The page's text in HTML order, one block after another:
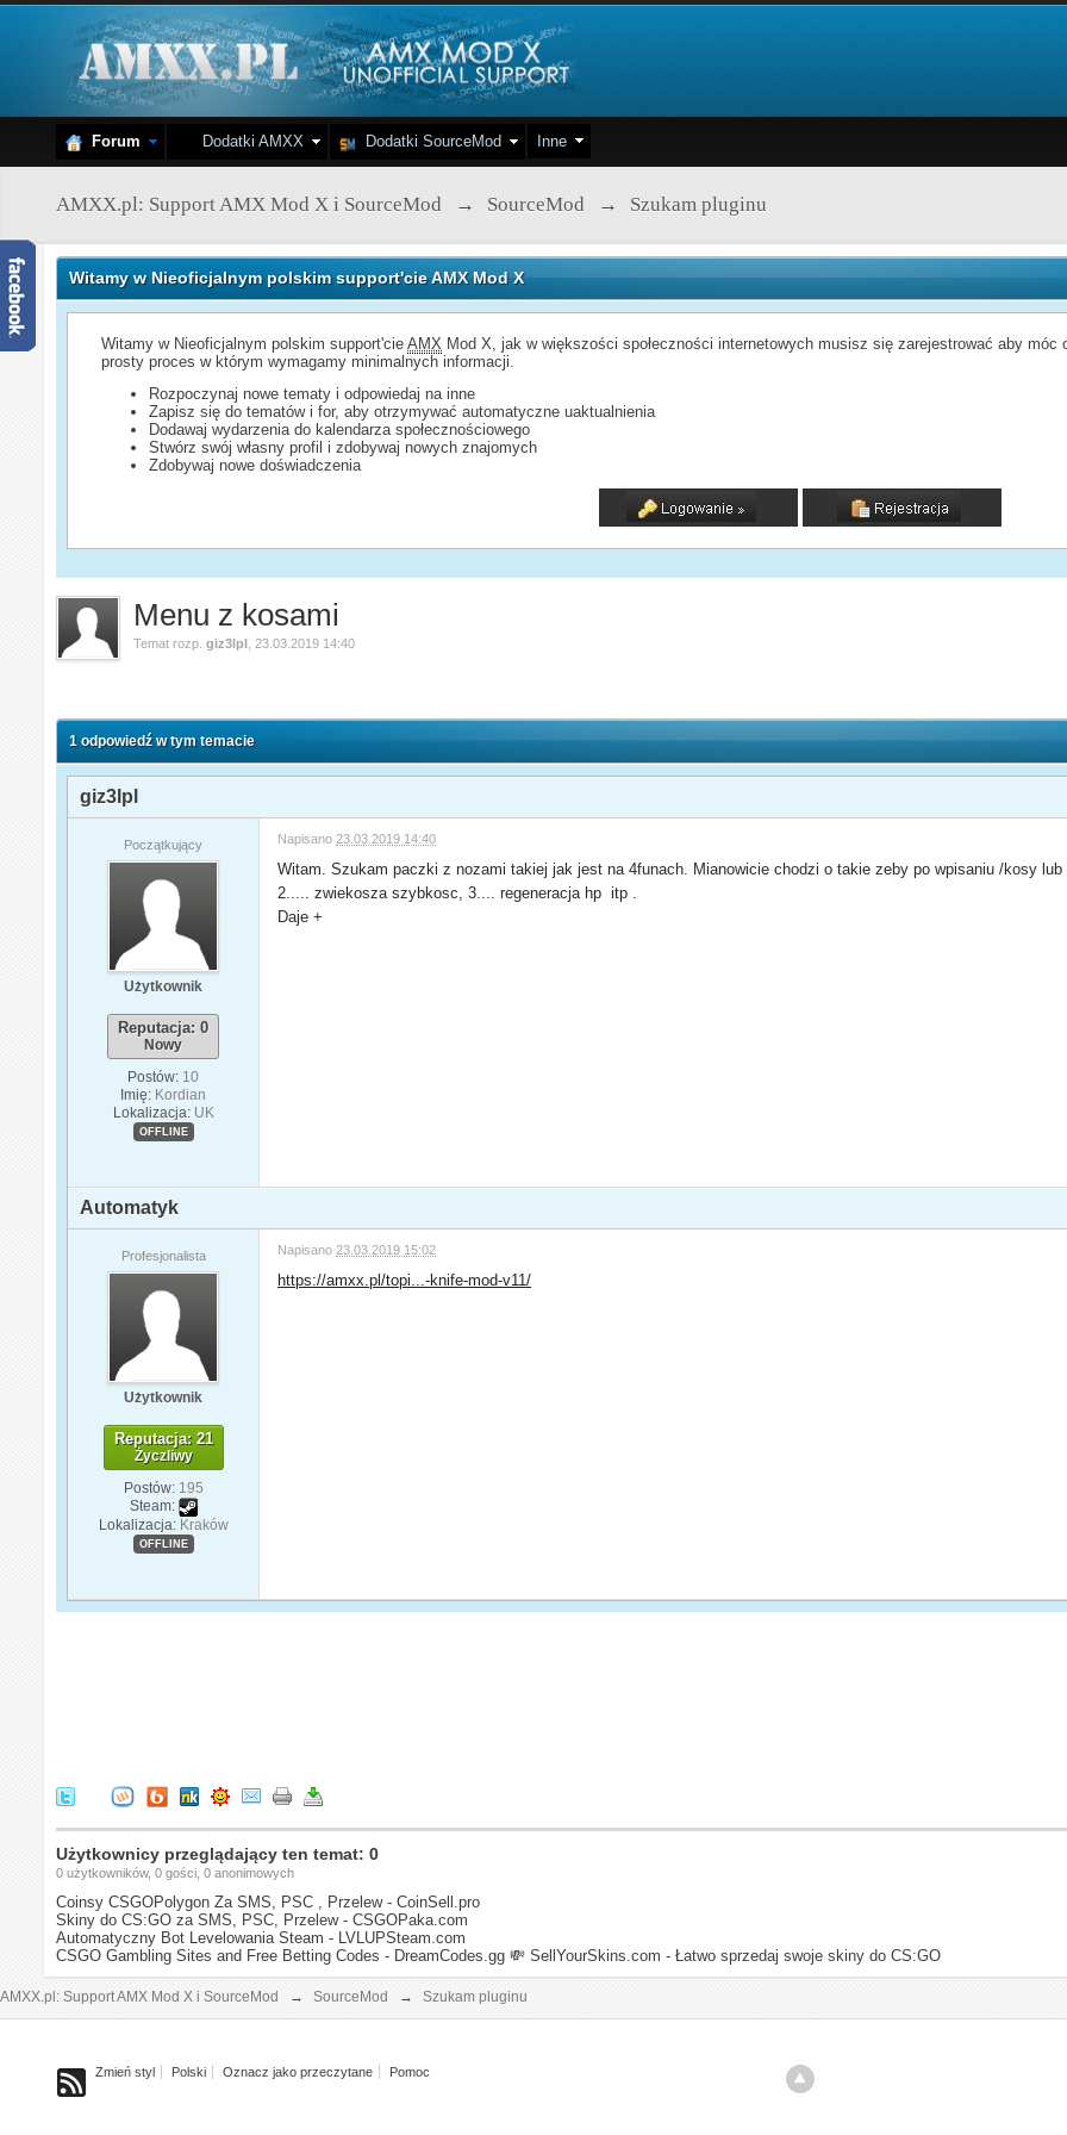
Forum Dodatki AMXX Dodatki SourceMod Inne
AMXX.pl: Support AMX Mod X i SourceMod → SourceMod → Szukam pluginu
Witamy w Nieoficjalnym polskim support'cie AMX Mod X
Witamy w Nieoficjalnym polskim support'cieAMX Mod X, jak w większości społeczności internetowych musisz się zarejestrować aby
prosty proces w którym wymagamy minimalnych informacji.
Rozpoczynaj nowe tematy i odpowiedaj na inne
Zapisz się do tematów i for, aby otrzymywać automatyczne uaktualnienia
Dodawaj wydarzenia do kalendarza społecznościowego
Stwórz swój własny profil i zdobywaj nowych znajomych
Zdobywaj nowe doświadczenia
Menu z kosami
Temat rozp.giz3lpl 23.03.2019 14:40
1 odpowiedź w tym temacie
giz3lpl
Początkujący
Użytkownik
Reputacja: 0
Nowy
Postów: 10
Imię: Kordian
Lokalizacja: UK
OFFLINE
Napisano 23.03.2019 14:40
Witam. Szukam paczki z nozami takiej jak jest na 4funach. Mianowicie chodzi o takie zeby po wpisaniu /kosy
2..... zwiekosza szybkosc, 3.... regeneracja hp itp .
Daje +
Automatyk
Profesjonalista
Użytkownik
Reputacja: 21
Życzliwy
Postów: 195
Steam:
Lokalizacja: Kraków
OFFLINE
Napisano 23.03.2019 15:02
https://amxx.pl/topi...-knife-mod-v11/
Użytkownicy przeglądający ten temat: 0
0 użytkowników, 0 gości, 0 anonimowych
Coinsy CSGOPolygon Za SMS, PSC , Przelew - CoinSell.pro
Skiny do CS:GO za SMS, PSC, Przelew - CSGOPaka.com
Automatyczny Bot Levelowania Steam - LVLUPSteam.com
CSGO Gambling Sites and Free Betting Codes - DreamCodes.gg 💸 SellYourSkins.com - Łatwo sprzedaj swoje skiny do CS:GO
AMXX.pl: Support AMX Mod X i SourceMod → SourceMod → Szukam pluginu
Zmień styl Polski Oznacz jako przeczytane Pomoc